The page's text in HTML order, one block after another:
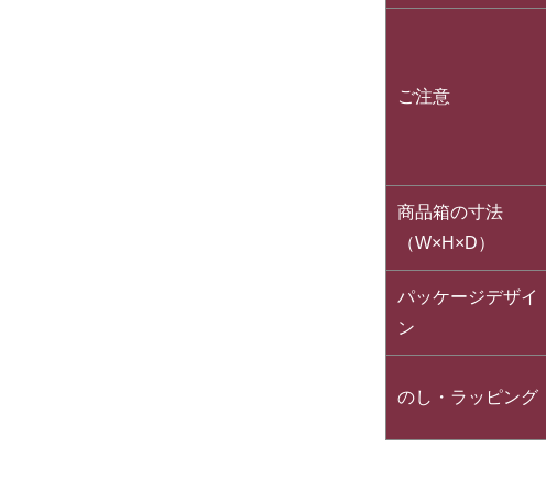
ご注意
商品箱の寸法
（W×H×D）
パッケージデザイ
ン
のし・ラッピング